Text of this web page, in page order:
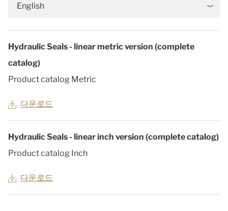
English
Hydraulic Seals - linear metric version (complete
catalog)
Product catalog Metric
다운로드
Hydraulic Seals - linear inch version (complete catalog)
Product catalog Inch
다운로드